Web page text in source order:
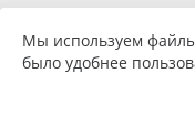
Мы используем
было удобнее